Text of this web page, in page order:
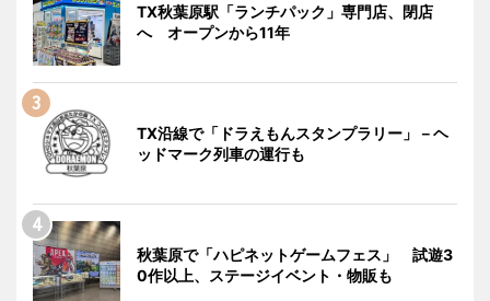
TX秋葉原駅「ランチパック」専門店、閉店
へ オープンから11年
TX沿線で「ドラえもんスタンプラリー」－ヘ
ッドマーク列車の運行も
秋葉原で「ハピネットゲームフェス」 試遊3
0作以上、ステージイベント・物販も